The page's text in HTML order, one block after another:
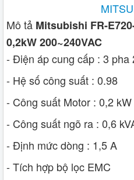
Mô tả Mitsubishi FR-
0,2kW 200~240VAC
- Điện áp cung cấp : 3 pha
- Hệ số công suất : 0.98
- Công suất Motor : 0,2 kW
- Công suất ngõ ra : 0,6
- Định mức dòng : 1,5 A
- Tích hợp bộ lọc EMC